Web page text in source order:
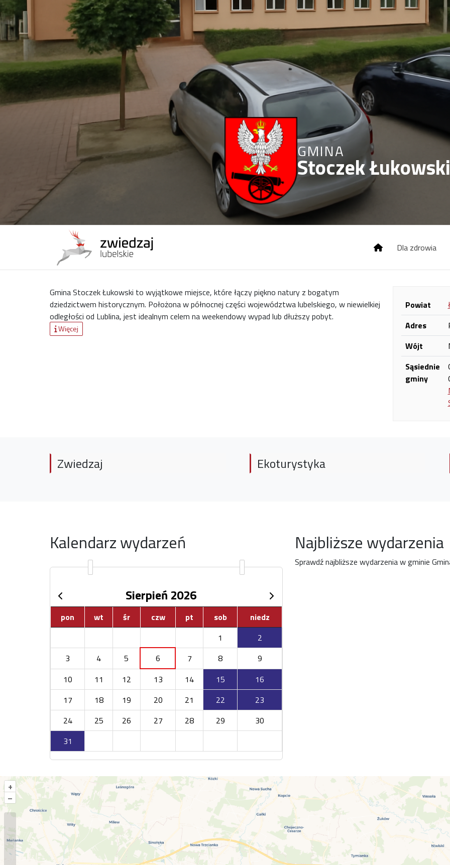
GMINA
Stoczek Łukowski
Dla zdrowia
Gmina Stoczek Łukowski to wyjątkowe miejsce, które łączy piękno natury z bogatym
dziedzictwem historycznym. Położona w północnej części województwa lubelskiego, w niewielkiej
odległości od Lublina, jest idealnym celem na weekendowy wypad lub dłuższy pobyt.
Więcej
Powiat
Adres
Wójt
Sąsiednie
gminy
Zwiedzaj Ekoturystyka
Kalendarz wydarzeń
Sierpień 2026
pon wt śr czw pt sob
niedz
1
2
3
4 5 6 7 8
9
10
11 12 13 14 15
16
17
18 19 20 21 22
23
24
25 26 27 28 29
30
31
Najbliższe wydarzenia
Sprawdź najbliższe wydarzenia w gminie
+
–